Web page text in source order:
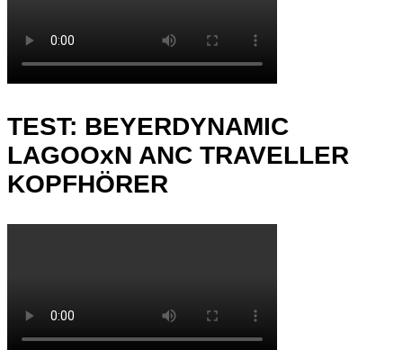
TEST: BEYERDYNAMIC
LAGOOxN ANC TRAVELLER
KOPFHÖRER